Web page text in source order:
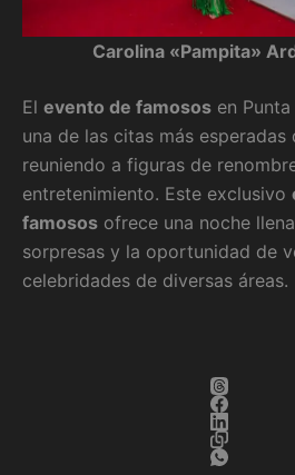
Carolina «Pampita»
El evento de famosos en
una de las citas más esperadas
reuniendo a figuras de
entretenimiento. Este exclusivo
famosos ofrece una noche
sorpresas y la oportunidad de
celebridades de diversas áreas.